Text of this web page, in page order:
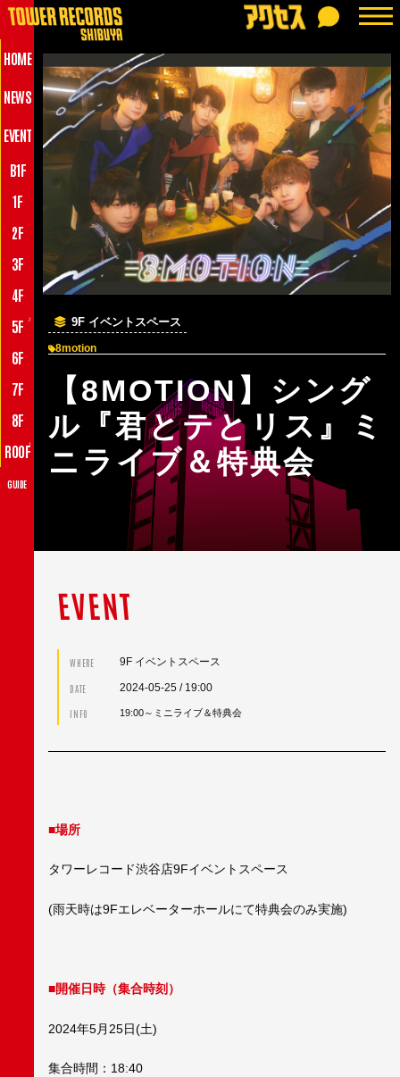
HOME
NEWS
EVENT
B1F
1F
2F
3F
4F
5F
♪
6F
7F
8F
ROOF♪
GUIDE
9F イベントスペース
8motion
【8MOTION】シング
ル『君とテとリス』ミ
ニライブ＆特典会
EVENT
WHERE 9F イベントスペース
DATE 2024-05-25 / 19:00
INFO 19:00～ミニライブ＆特典会
■場所
タワーレコード渋谷店9Fイベントスペース
(雨天時は9Fエレベーターホールにて特典会のみ実施)
■開催日時（集合時刻）
2024年5月25日(土)
集合時間：18:40